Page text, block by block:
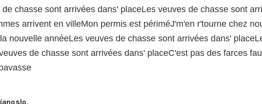
chasse sont arrivées dans' placeLes veuves de chasse sont
arrivent en villeMon permis est périméJ'm'en r'tourne chez
nouvelle annéeLes veuves de chasse sont arrivées dans'
de chasse sont arrivées dans' placeC'est pas des farces